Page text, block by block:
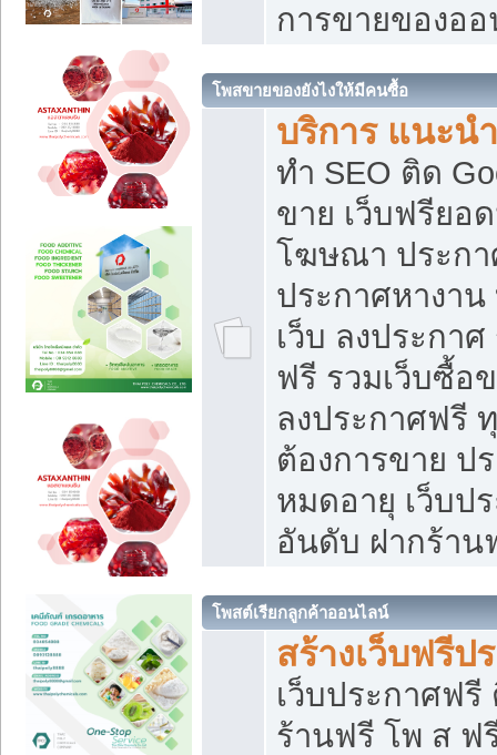
การขายของอ
โพสขายของยังไงให้มีคนซื้อ
บริการ แนะน
ทำ SEO ติด
ขาย เว็บฟรียอ
โฆษณา ประกา
ประกาศหางา
เว็บ ลงประกา
ฟรี รวมเว็บซื้อ
ลงประกาศฟรี
ต้องการขาย ป
หมดอายุ เว็บป
อันดับ ฝากร้าน
โพสต์เรียกลูกค้าออนไลน์
สร้างเว็บฟรีป
เว็บประกาศฟ
ร้านฟรี โพ ส ฟ